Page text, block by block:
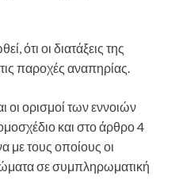
ότι οι διατάξεις της
παροχές αναπηρίας.
οι ορισμοί των εννοιών
και στο άρθρο 4
με τους οποίους οι
σε συμπληρωματική